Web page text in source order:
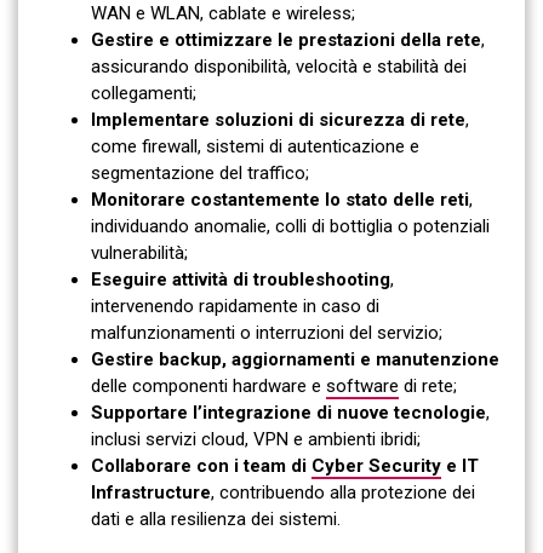
WAN e WLAN, cablate e wireless;
Gestire e ottimizzare le prestazioni della rete,
assicurando disponibilità, velocità e stabilità dei
collegamenti;
Implementare soluzioni di sicurezza di rete,
come firewall, sistemi di autenticazione e
segmentazione del traffico;
Monitorare costantemente lo stato delle reti,
individuando anomalie, colli di bottiglia o potenziali
vulnerabilità;
Eseguire attività di troubleshooting,
intervenendo rapidamente in caso di
malfunzionamenti o interruzioni del servizio;
Gestire backup, aggiornamenti e manutenzione
delle componenti hardware e software di rete;
Supportare l’integrazione di nuove tecnologie,
inclusi servizi cloud, VPN e ambienti ibridi;
Collaborare con i team di Cyber Security e IT
Infrastructure, contribuendo alla protezione dei
dati e alla resilienza dei sistemi.